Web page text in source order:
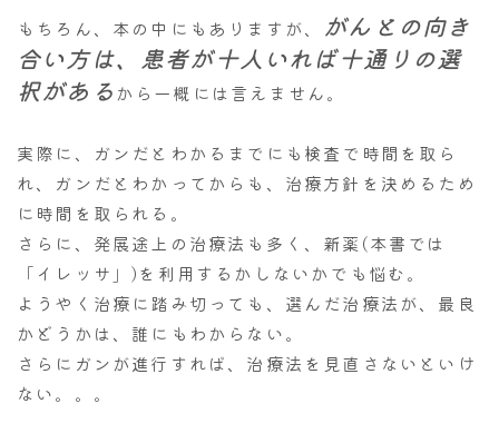
もちろん、本の中にもありますが、 がんとの向き
合い方は、患者が十人いれば十通りの選
択がある から一概には言えません。
実際に、ガンだとわかるまでにも検査で時間を取ら
れ、ガンだとわかってからも、治療方針を決めるため
に時間を取られる。
さらに、発展途上の治療法も多く、新薬(本書では
「イレッサ」)を利用するかしないかでも悩む。
ようやく治療に踏み切っても、選んだ治療法が、最良
かどうかは、誰にもわからない。
さらにガンが進行すれば、治療法を見直さないといけ
ない。。。